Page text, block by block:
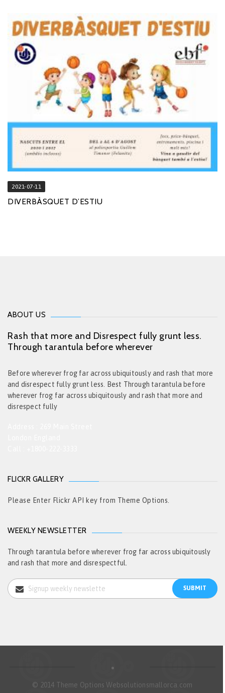
2021-07-11
DIVERBÀSQUET D’ESTIU
ABOUT US
Rash that more and Disrespect fully grunt less.
Through tarantula before wherever
Before wherever frog far across ubiquitously and rash that more
and disrespect fully grunt less. Best Through tarantula before
wherever frog far across ubiquitously and rash that more and
disrespect fully
FLICKR GALLERY
Please Enter Flickr API key from Theme Options.
WEEKLY NEWSLETTER
Through tarantula before wherever frog far across ubiquitously
and rash that more and disrespectful.
© 2014 Theme Options Websolutionsmallorca.com